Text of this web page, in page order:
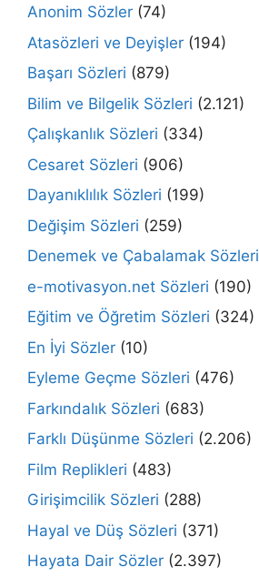
Anonim Sözler (74)
Atasözleri ve Deyişler (194)
Başarı Sözleri (879)
Bilim ve Bilgelik Sözleri (2.121)
Çalışkanlık Sözleri (334)
Cesaret Sözleri (906)
Dayanıklılık Sözleri (199)
Değişim Sözleri (259)
Denemek ve Çabalamak Sözleri
e-motivasyon.net Sözleri (190)
Eğitim ve Öğretim Sözleri (324)
En İyi Sözler (10)
Eyleme Geçme Sözleri (476)
Farkındalık Sözleri (683)
Farklı Düşünme Sözleri (2.206)
Film Replikleri (483)
Girişimcilik Sözleri (288)
Hayal ve Düş Sözleri (371)
Hayata Dair Sözler (2.397)